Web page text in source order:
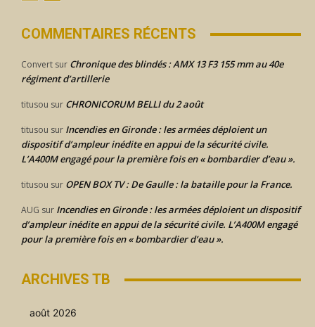
COMMENTAIRES RÉCENTS
Convert sur Chronique des blindés : AMX 13 F3 155 mm au 40e
régiment d’artillerie
titusou sur CHRONICORUM BELLI du 2 août
titusou sur Incendies en Gironde : les armées déploient un
dispositif d’ampleur inédite en appui de la sécurité civile.
L’A400M engagé pour la première fois en « bombardier d’eau ».
titusou sur OPEN BOX TV : De Gaulle : la bataille pour la France.
AUG sur Incendies en Gironde : les armées déploient un dispositif
d’ampleur inédite en appui de la sécurité civile. L’A400M engagé
pour la première fois en « bombardier d’eau ».
ARCHIVES TB
août 2026